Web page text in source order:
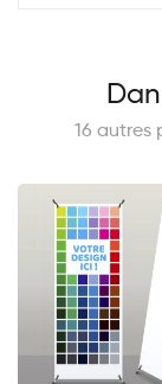
16 autres